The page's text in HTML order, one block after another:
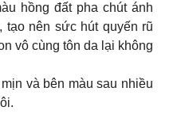
hồng đất pha chút ánh
nên sức hút quyến rũ
vô cùng tôn da lại không
và bên màu sau nhiều